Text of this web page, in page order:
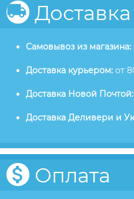
Доставка
Самовывоз из магазина:
Доставка курьером: от
Доставка Новой Почтой:
Доставка Деливери и
Оплата